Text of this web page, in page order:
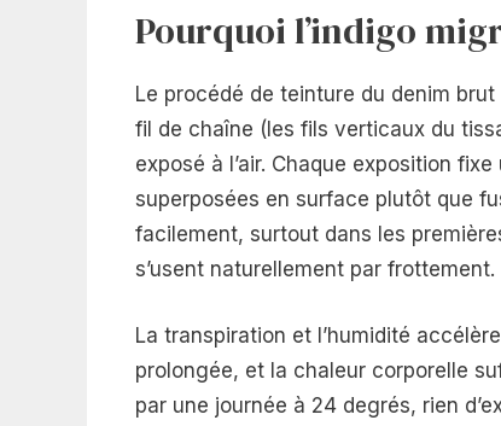
Pourquoi l’indigo
Le procédé de teinture du denim
fil de chaîne (les fils verticaux du
exposé à l’air. Chaque exposition
superposées en surface plutôt que
facilement, surtout dans les
s’usent naturellement par frottement.
La transpiration et l’humidité
prolongée, et la chaleur corporelle
par une journée à 24 degrés, rien